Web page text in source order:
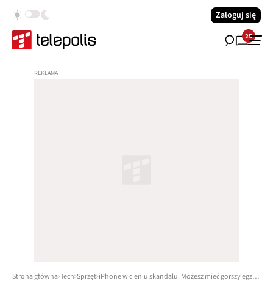
Zaloguj się
25
Strona główna Tech Sprzęt iPhone w cieniu skandalu. Możesz mieć gorszy egzemplarz